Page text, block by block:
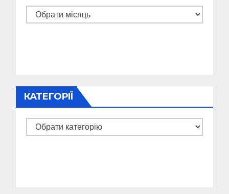
Архіви
КАТЕГОРІЇ
Категорії